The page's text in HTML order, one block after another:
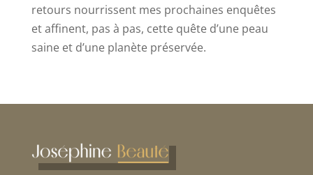
retours nourrissent mes prochaines enquêtes
et affinent, pas à pas, cette quête d’une peau
saine et d’une planète préservée.